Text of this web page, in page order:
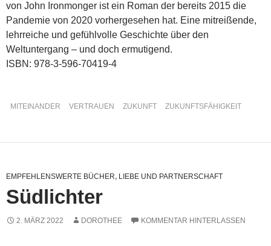
von John Ironmonger ist ein Roman der bereits 2015 die
Pandemie von 2020 vorhergesehen hat. Eine mitreißende,
lehrreiche und gefühlvolle Geschichte über den
Weltuntergang – und doch ermutigend.
ISBN: 978-3-596-70419-4
MITEINANDER VERTRAUEN ZUKUNFT ZUKUNFTSFÄHIGKEIT
EMPFEHLENSWERTE BÜCHER, LIEBE UND PARTNERSCHAFT
Südlichter
2. MÄRZ 2022 DOROTHEE KOMMENTAR HINTERLASSEN